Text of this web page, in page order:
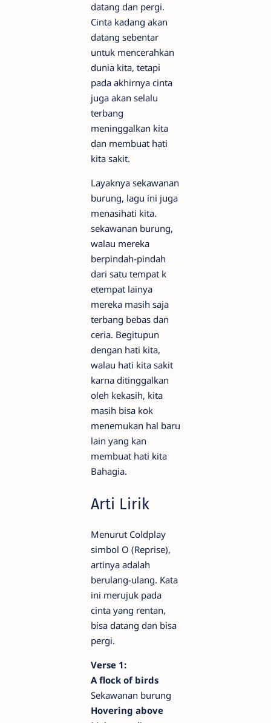
datang dan pergi.
Cinta kadang akan
datang sebentar
untuk mencerahkan
dunia kita, tetapi
pada akhirnya cinta
juga akan selalu
terbang
meninggalkan kita
dan membuat hati
kita sakit.
Layaknya sekawanan
burung, lagu ini juga
menasihati kita.
sekawanan burung,
walau mereka
berpindah-pindah
dari satu tempat k
etempat lainya
mereka masih saja
terbang bebas dan
ceria. Begitupun
dengan hati kita,
walau hati kita sakit
karna ditinggalkan
oleh kekasih, kita
masih bisa kok
menemukan hal baru
lain yang kan
membuat hati kita
Bahagia.
Arti Lirik
Menurut Coldplay
simbol O (Reprise),
artinya adalah
berulang-ulang. Kata
ini merujuk pada
cinta yang rentan,
bisa datang dan bisa
pergi.
Verse 1:
A flock of birds
Sekawanan burung
Hovering above